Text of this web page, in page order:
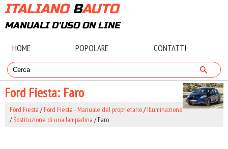
ITALIANOBAUTO
MANUALI D'USO ON LINE
HOME POPOLARE CONTATTI
Ford Fiesta: Faro
Ford Fiesta /Ford Fiesta - Manuale del proprietario/Illuminazione
/Sostituzione di una lampadina / Faro